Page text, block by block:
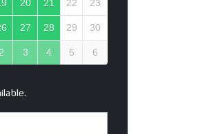
20 21 22 23
27 28 29 30
3 4 5 6